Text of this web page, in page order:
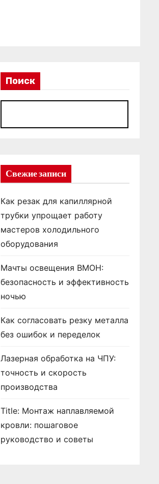
Поиск
Свежие записи
Как резак для капиллярной
трубки упрощает работу
мастеров холодильного
оборудования
Мачты освещения ВМОН:
безопасность и эффективность
ночью
Как согласовать резку металла
без ошибок и переделок
Лазерная обработка на ЧПУ:
точность и скорость
производства
Title: Монтаж наплавляемой
кровли: пошаговое
руководство и советы